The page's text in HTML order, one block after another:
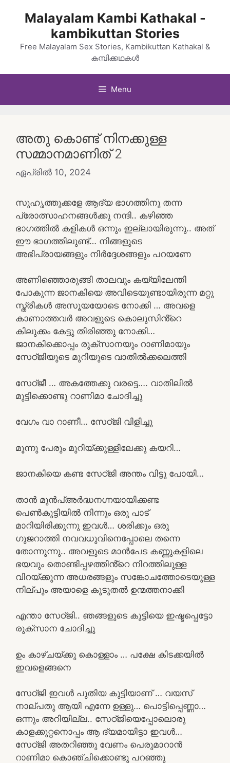
Malayalam Kambi Kathakal -
kambikuttan Stories
Free Malayalam Sex Stories, Kambikuttan Kathakal &
കമ്പിക്കഥകൾ
Menu
അതു കൊണ്ട് നിനക്കുള്ള
സമ്മാനമാണിത് 2
ഏപ്രിൽ 10, 2024
സുഹൃത്തുക്കളേ ആദ്യ ഭാഗത്തിനു തന്ന
പ്രോത്സാഹനങ്ങൾക്കു നന്ദി.. കഴിഞ്ഞ
ഭാഗത്തിൽ കളികൾ ഒന്നും ഇല്ലായിരുന്നു.. അത്
ഈ ഭാഗത്തിലുണ്ട്… നിങ്ങളുടെ
അഭിപ്രായങ്ങളും നിർദ്ദേശങ്ങളും പറയണേ
അണിഞ്ഞൊരുങ്ങി താലവും കയ്യിലേന്തി
പോകുന്ന ജാനകിയെ അവിടെയുണ്ടായിരുന്ന മറ്റു
സ്ത്രീകൾ അസൂയയോടെ നോക്കി … അവളെ
കാണാത്തവർ അവളുടെ കൊലുസിൻ്റെ
കിലുക്കം കേട്ടു തിരിഞ്ഞു നോക്കി…
ജാനകിക്കൊപ്പം രുക്സാനയും റാണിമായും
സേഠ്ജിയുടെ മുറിയുടെ വാതിൽക്കലെത്തി
സേഠ്ജീ … അകത്തേക്കു വരട്ടെ…. വാതിലിൽ
മുട്ടിക്കൊണ്ടു റാണിമാ ചോദിച്ചു
വേഗം വാ റാണീ… സേഠ്ജി വിളിച്ചു
മൂന്നു പേരും മുറിയ്ക്കുള്ളിലേക്കു കയറി…
ജാനകിയെ കണ്ട സേഠ്ജി അന്തം വിട്ടു പോയി…
താൻ മുൻപ്അർദ്ധനഗ്നയായിക്കണ്ട
പെൺകുട്ടിയിൽ നിന്നും ഒരു പാട്
മാറിയിരിക്കുന്നു ഇവൾ… ശരിക്കും ഒരു
ഗുജറാത്തി നവവധുവിനെപ്പോലെ തന്നെ
തോന്നുന്നു.. അവളുടെ മാൻപേട കണ്ണുകളിലെ
ഭയവും തൊണ്ടിപ്പഴത്തിൻ്റെ നിറത്തിലുള്ള
വിറയ്ക്കുന്ന അധരങ്ങളും സങ്കോചത്തോടെയുള്ള
നില്പും അയാളെ കൂടുതൽ ഉന്മത്തനാക്കി
എന്താ സേഠ്ജി.. ഞങ്ങളുടെ കുട്ടിയെ ഇഷ്ടപ്പെട്ടോ
രുക്സാന ചോദിച്ചു
ഉം കാഴ്ചയ്ക്കു കൊള്ളാം … പക്ഷേ കിടക്കയിൽ
ഇവളെങ്ങനെ
സേഠ്ജി ഇവൾ പുതിയ കുട്ടിയാണ് … വയസ്
നാല്പതു ആയി എന്നേ ഉള്ളു… പൊട്ടിപ്പെണ്ണാ…
ഒന്നും അറിയില്ല.. സേഠ്ജിയെപ്പോലൊരു
കാളക്കുറ്റനൊപ്പം ആ ദ്യമായിട്ടാ ഇവൾ…
സേഠ്ജി അതറിഞ്ഞു വേണം പെരുമാറാൻ
റാണിമാ കൊഞ്ചിക്കൊണ്ടു പറഞ്ഞു